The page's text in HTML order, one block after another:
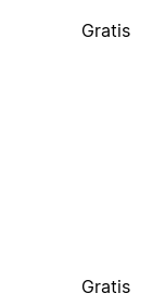
Gratis
Gratis